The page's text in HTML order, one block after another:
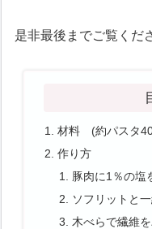
是非最後までご覧くだ
材料 (約パスタ
作り方
豚肉に1％の塩
ソフリットと
木べらで繊維